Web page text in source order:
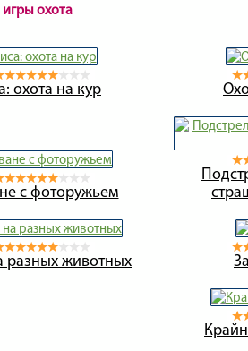
охота
охота на кур
с фоторужьем
разных животных